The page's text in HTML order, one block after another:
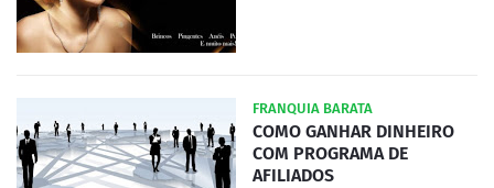
FRANQUIA BARATA
COMO GANHAR DINHEIRO
COM PROGRAMA DE
AFILIADOS